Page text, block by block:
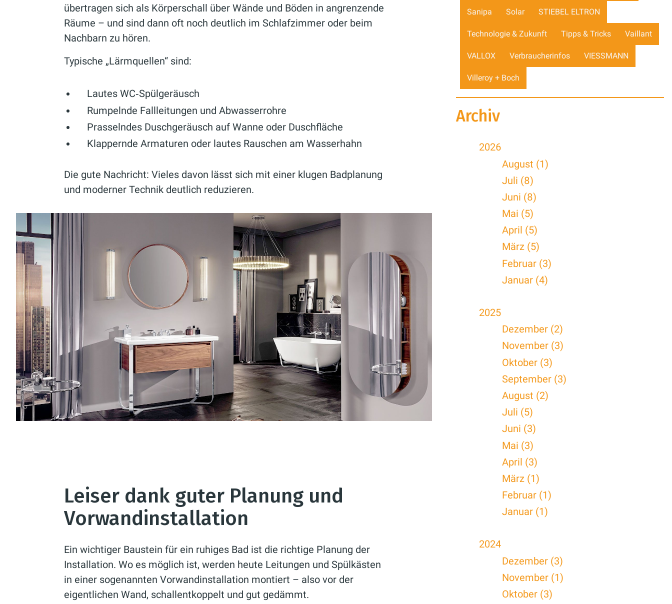
übertragen sich als Körperschall über Wände und Böden in angrenzende
Räume – und sind dann oft noch deutlich im Schlafzimmer oder beim
Nachbarn zu hören.
Typische „Lärmquellen“ sind:
Lautes WC‑Spülgeräusch
Rumpelnde Fallleitungen und Abwasserrohre
Prasselndes Duschgeräusch auf Wanne oder Duschfläche
Klappernde Armaturen oder lautes Rauschen am Wasserhahn
Die gute Nachricht: Vieles davon lässt sich mit einer klugen Badplanung
und moderner Technik deutlich reduzieren.
Leiser dank guter Planung und
Vorwandinstallation
Ein wichtiger Baustein für ein ruhiges Bad ist die richtige Planung der
Installation. Wo es möglich ist, werden heute Leitungen und Spülkästen
in einer sogenannten Vorwandinstallation montiert – also vor der
eigentlichen Wand, schallentkoppelt und gut gedämmt.
Sanipa Solar STIEBEL ELTRON
Technologie & Zukunft Tipps & Tricks Vaillant
VALLOX Verbraucherinfos VIESSMANN
Villeroy + Boch
Archiv
2026
August (1)
Juli (8)
Juni (8)
Mai (5)
April (5)
März (5)
Februar (3)
Januar (4)
2025
Dezember (2)
November (3)
Oktober (3)
September (3)
August (2)
Juli (5)
Juni (3)
Mai (3)
April (3)
März (1)
Februar (1)
Januar (1)
2024
Dezember (3)
November (1)
Oktober (3)